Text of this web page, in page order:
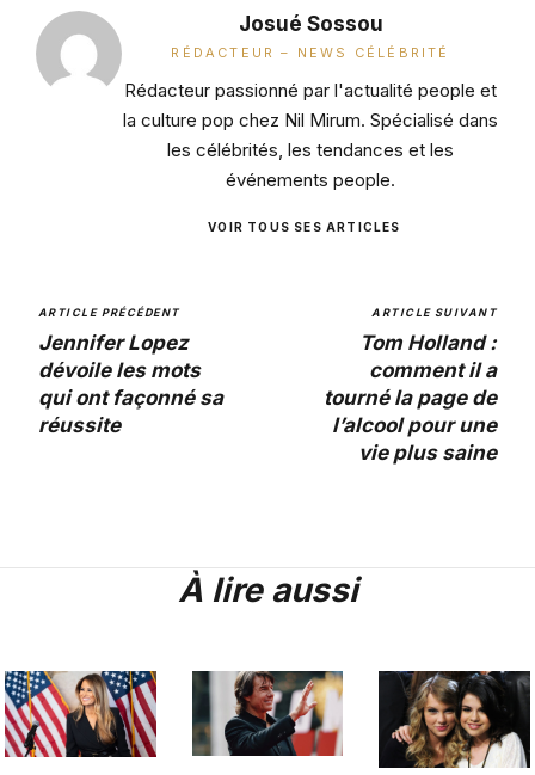
Josué Sossou
RÉDACTEUR – NEWS CÉLÉBRITÉ
Rédacteur passionné par l'actualité people et
la culture pop chez Nil Mirum. Spécialisé dans
les célébrités, les tendances et les
événements people.
VOIR TOUS SES ARTICLES
ARTICLE PRÉCÉDENT
Jennifer Lopez
dévoile les mots
qui ont façonné sa
réussite
ARTICLE SUIVANT
Tom Holland :
comment il a
tourné la page de
l’alcool pour une
vie plus saine
À lire aussi